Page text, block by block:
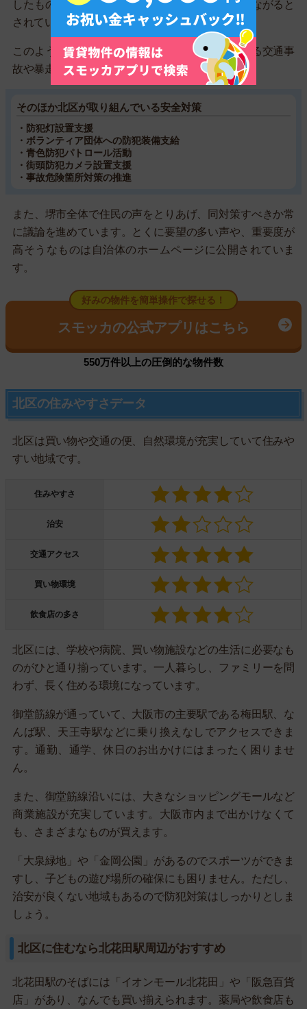
したもので、スピード抑制や、交通事故抑制につながると
されています。
このように、交通安全対策をすることで、車による交通事
故や暴走族などの対策を進めています。
そのほか北区が取り組んでいる安全対策
・防犯灯設置支援
・ボランティア団体への防犯装備支給
・青色防犯パトロール活動
・街頭防犯カメラ設置支援
・事故危険箇所対策の推進
また、堺市全体で住民の声をとりあげ、同対策すべきか常
に議論を進めています。とくに要望の多い声や、重要度が
高そうなものは自治体のホームページに公開されていま
す。
好みの物件を簡単操作で探せる！
スモッカの公式アプリはこちら
550万件以上の圧倒的な物件数
北区の住みやすさデータ
北区は買い物や交通の便、自然環境が充実していて住みや
すい地域です。
住みやすさ
治安
交通アクセス
買い物環境
飲食店の多さ
北区には、学校や病院、買い物施設などの生活に必要なも
のがひと通り揃っています。一人暮らし、ファミリーを問
わず、長く住める環境になっています。
御堂筋線が通っていて、大阪市の主要駅である梅田駅、な
んば駅、天王寺駅などに乗り換えなしでアクセスできま
す。通勤、通学、休日のお出かけにはまったく困りませ
ん。
また、御堂筋線沿いには、大きなショッピングモールなど
商業施設が充実しています。大阪市内まで出かけなくて
も、さまざまなものが買えます。
「大泉緑地」や「金岡公園」があるのでスポーツができま
すし、子どもの遊び場所の確保にも困りません。ただし、
治安が良くない地域もあるので防犯対策はしっかりとしま
しょう。
北区に住むなら北花田駅周辺がおすすめ
北花田駅のそばには「イオンモール北花田」や「阪急百貨
店」があり、なんでも買い揃えられます。薬局や飲食店も